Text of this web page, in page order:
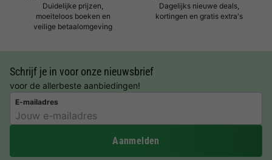
Duidelijke prijzen,
moeiteloos boeken en
veilige betaalomgeving
Dagelijks nieuwe deals,
kortingen en gratis extra's
Schrijf je in voor onze nieuwsbrief
voor de allerbeste aanbiedingen!
E-mailadres
Aanmelden